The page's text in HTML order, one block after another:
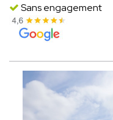
Sans engagement